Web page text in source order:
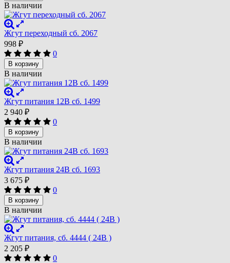
В наличии
Жгут переходный сб. 2067
998 ₽
0
В корзину
В наличии
Жгут питания 12В сб. 1499
2 940 ₽
0
В корзину
В наличии
Жгут питания 24В сб. 1693
3 675 ₽
0
В корзину
В наличии
Жгут питания, сб. 4444 ( 24В )
2 205 ₽
0